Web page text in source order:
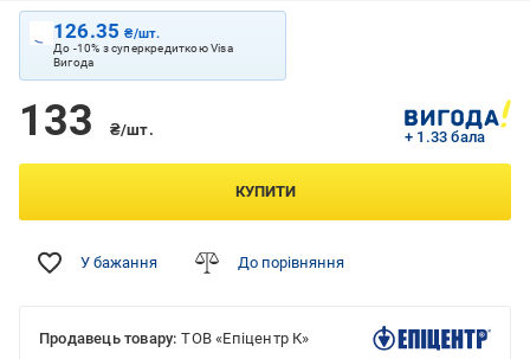
126.35₴/шт.
До -10% з суперкредиткою Visa
Вигода
133 ₴/шт. + 1.33 бала
КУПИТИ
У бажання До порівняння
Продавець товару: ТОВ «Епіцентр К»